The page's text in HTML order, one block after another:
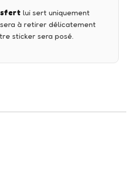
lui sert uniquement
à retirer délicatement
sticker sera posé.